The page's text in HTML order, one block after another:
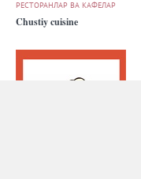
РЕСТОРАНЛАР ВА КАФЕЛАР
Chustiy cuisine